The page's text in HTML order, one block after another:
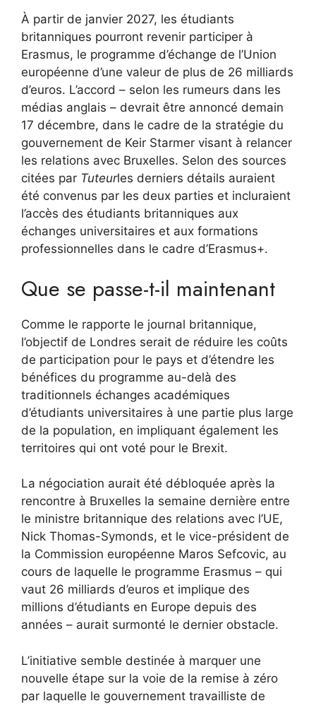
À partir de janvier 2027, les étudiants
britanniques pourront revenir participer à
Erasmus, le programme d’échange de l’Union
européenne d’une valeur de plus de 26 milliards
d’euros. L’accord – selon les rumeurs dans les
médias anglais – devrait être annoncé demain
17 décembre, dans le cadre de la stratégie du
gouvernement de Keir Starmer visant à relancer
les relations avec Bruxelles. Selon des sources
citées par Tuteurles derniers détails auraient
été convenus par les deux parties et incluraient
l’accès des étudiants britanniques aux
échanges universitaires et aux formations
professionnelles dans le cadre d’Erasmus+.
Que se passe-t-il maintenant
Comme le rapporte le journal britannique,
l’objectif de Londres serait de réduire les coûts
de participation pour le pays et d’étendre les
bénéfices du programme au-delà des
traditionnels échanges académiques
d’étudiants universitaires à une partie plus large
de la population, en impliquant également les
territoires qui ont voté pour le Brexit.
La négociation aurait été débloquée après la
rencontre à Bruxelles la semaine dernière entre
le ministre britannique des relations avec l’UE,
Nick Thomas-Symonds, et le vice-président de
la Commission européenne Maros Sefcovic, au
cours de laquelle le programme Erasmus – qui
vaut 26 milliards d’euros et implique des
millions d’étudiants en Europe depuis des
années – aurait surmonté le dernier obstacle.
L’initiative semble destinée à marquer une
nouvelle étape sur la voie de la remise à zéro
par laquelle le gouvernement travailliste de